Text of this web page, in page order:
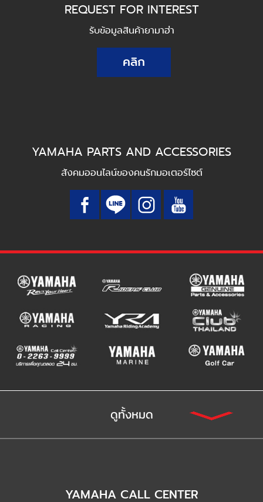
REQUEST FOR INTEREST
รับข้อมูลสินค้ายามาฮ่า
คลิก
YAMAHA PARTS AND ACCESSORIES
สังคมออนไลน์ของคนรักมอเตอร์ไซต์
ดูทั้งหมด
YAMAHA CALL CENTER